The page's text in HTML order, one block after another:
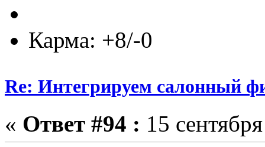
Карма: +8/-0
Re: Интегрируем салонный
« Ответ #94 : 15